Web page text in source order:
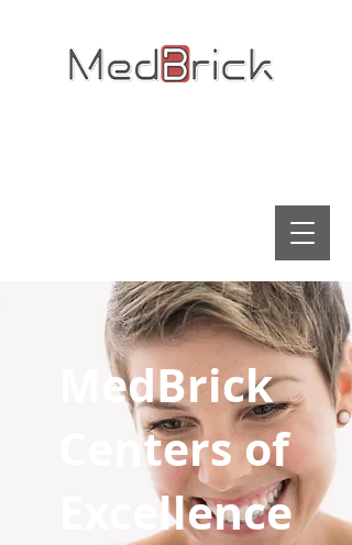
MedBrick
Centers of
Excellence